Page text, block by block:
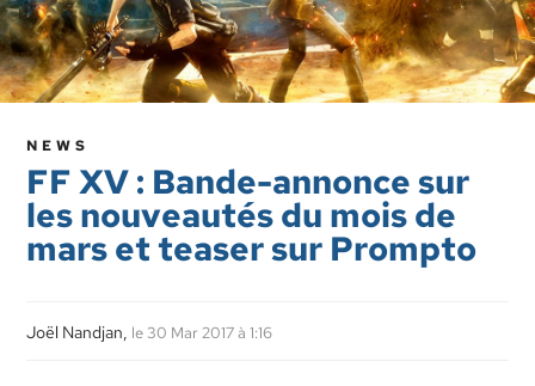
NEWS
FF XV : Bande-annonce sur
les nouveautés du mois de
mars et teaser sur Prompto
Joël Nandjan, le 30 Mar 2017 à 1:16